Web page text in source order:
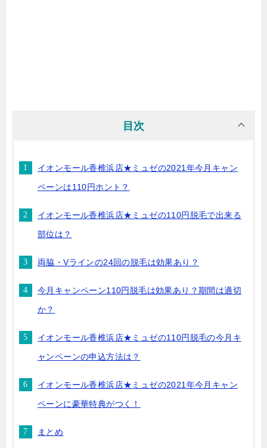
目次
イオンモール香椎浜店★ミュゼの2021年今月キャン
ペーンは110円ホント？
イオンモール香椎浜店★ミュゼの110円脱毛で出来る
部位は？
両脇・Vラインの24回の脱毛は効果あり？
今月キャンペーン110円脱毛は効果あり？期間は適切
か？
イオンモール香椎浜店★ミュゼの110円脱毛の今月キ
ャンペーンの申込方法は？
イオンモール香椎浜店★ミュゼの2021年今月キャン
ペーンに豪華特典がつく！
まとめ